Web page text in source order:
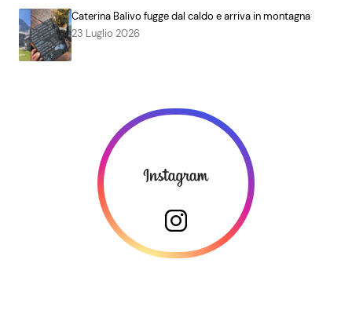
Caterina Balivo fugge dal caldo e arriva in montagna
23 Luglio 2026